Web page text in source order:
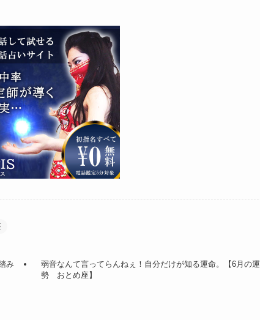
み
弱音なんて言ってらんねぇ！自分だけが知る運命。【6月の運
勢 おとめ座】